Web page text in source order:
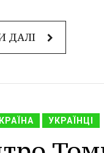
ДАЛІ
УКРАЇНЦІ